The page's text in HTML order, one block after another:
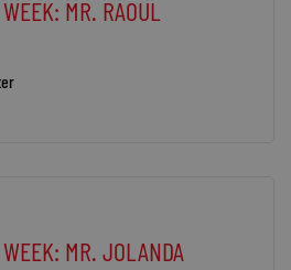
MR. RAOUL
MR. JOLANDA